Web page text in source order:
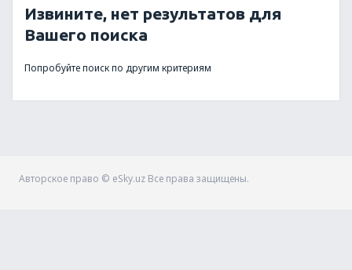
Извините, нет результатов для
Вашего поиска
Попробуйте поиск по другим критериям
Авторское право © eSky.uz Все права защищены.